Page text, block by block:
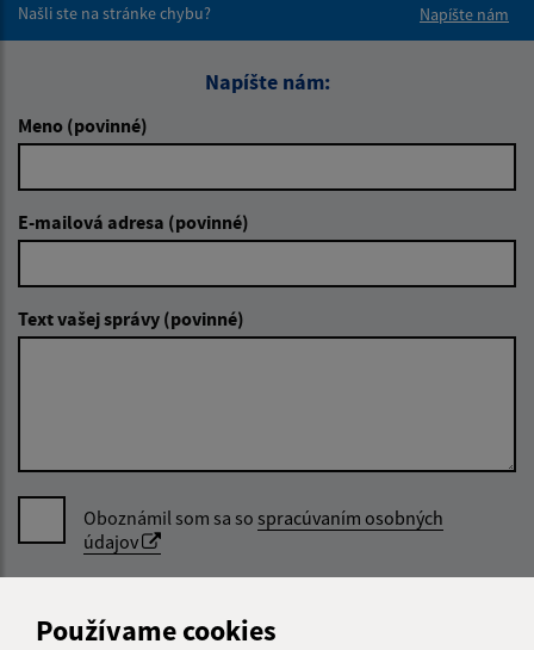
Používame cookies
Našli ste na stránke chybu?
Napíšte nám
Napíšte nám:
Meno (povinné)
E-mailová adresa (povinné)
Text vašej správy (povinné)
Oboznámil som sa so spracúvaním osobných
údajov